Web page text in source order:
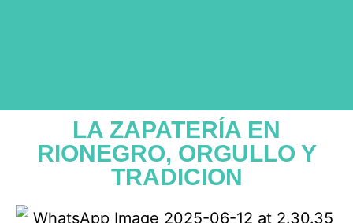
LA ZAPATERÍA EN
RIONEGRO, ORGULLO Y
TRADICION